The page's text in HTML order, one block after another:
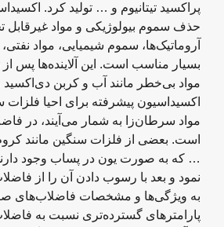
پراکسید تیتانیوم و … تولید کرد.
حذف سموم بیولوژیکی و مواد غیرقابل
آروماتیک‌ها، سموم شیمیایی، مواد
بسیار مناسب است. این آلاینده‌ها پس از
مواد بی‌خطر مانند آب و کربن
اکسیداسیون پیشرفته برای احیا
مواد سرطان‌زا به شمار می‌آیند، در
است. بعضی از فلزات سنگین مانند
… که به صورت یون در پساب وجود دارند
نمود و بعد با رسوب دادن آن را از
به ویژگی‌ها و مشخصات فاضلاب‌های
پارامترهای گسترده‌تری نسبت به